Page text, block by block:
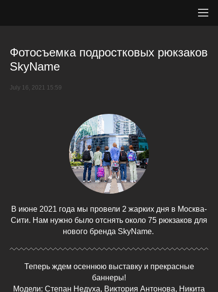
Фотосъемка подростковых рюкзаков
SkyName
July 16, 2021 15:59
В июне 2021 года мы провели 2 жарких дня в Москва-
Сити. Нам нужно было отснять около 75 рюкзаков для
нового бренда SkyName.
Теперь ждем осеннюю выставку и прекрасные
баннеры!
Модели: Степан Недуха, Виктория Антонова, Никита